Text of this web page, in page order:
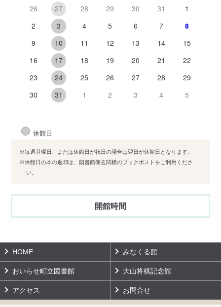
26 27 28 29 30 31
1
2
3 4 5 6 7
8
9
10 11 12 13 14
15
16
17 18 19 20 21
22
23
24 25 26 27 28
29
30
31 1 2 3 4 5
休館日
※毎週月曜日、または休館日が祝日の場合は翌日が休館日となります。
※休館日の本の返却は、図書館側玄関横のブックポストをご利用くださ
い。
開館時間
HOME みなくる館
おいらせ町立図書館 大山将棋記念館
アクセス お問合せ